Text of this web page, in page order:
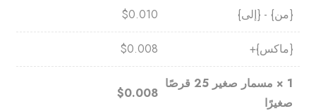
{من} - {إلى} $0.010
{ماكس}+ $0.008
1
×
مسمار صغير 25 قرصًا
صغيرًا
$0.008